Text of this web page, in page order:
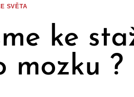
SVĚTA
ke
mozku ?